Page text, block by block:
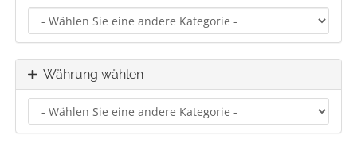
Währung wählen